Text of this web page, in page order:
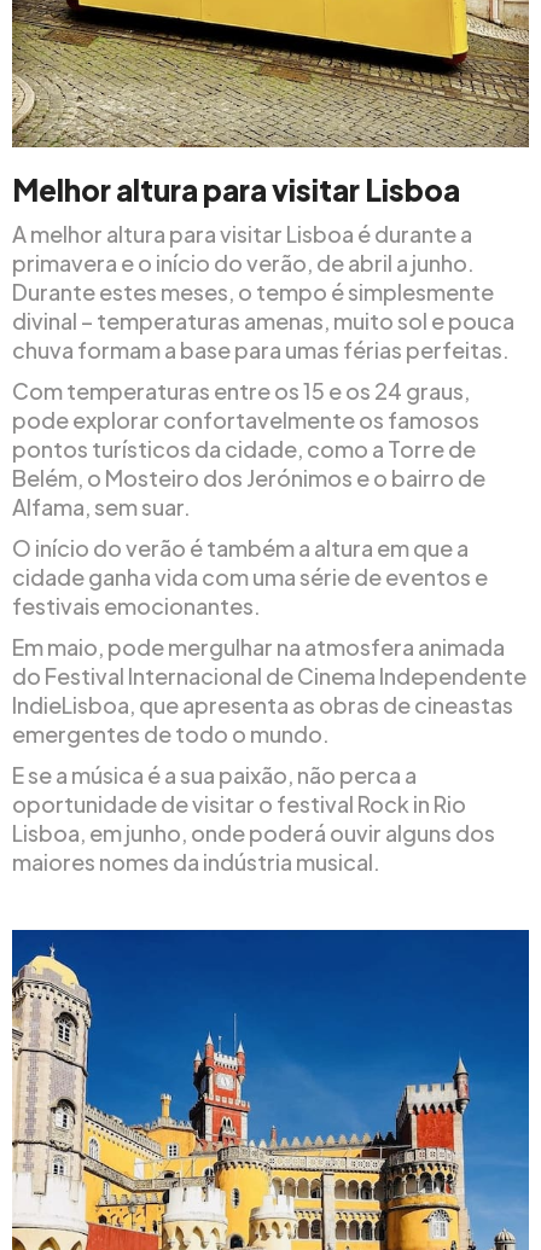
Melhor altura para visitar Lisboa
A melhor altura para visitar Lisboa é durante a
primavera e o início do verão, de abril a junho.
Durante estes meses, o tempo é simplesmente
divinal – temperaturas amenas, muito sol e pouca
chuva formam a base para umas férias perfeitas.
Com temperaturas entre os 15 e os 24 graus,
pode explorar confortavelmente os famosos
pontos turísticos da cidade, como a Torre de
Belém, o Mosteiro dos Jerónimos e o bairro de
Alfama, sem suar.
O início do verão é também a altura em que a
cidade ganha vida com uma série de eventos e
festivais emocionantes.
Em maio, pode mergulhar na atmosfera animada
do Festival Internacional de Cinema Independente
IndieLisboa, que apresenta as obras de cineastas
emergentes de todo o mundo.
E se a música é a sua paixão, não perca a
oportunidade de visitar o festival Rock in Rio
Lisboa, em junho, onde poderá ouvir alguns dos
maiores nomes da indústria musical.